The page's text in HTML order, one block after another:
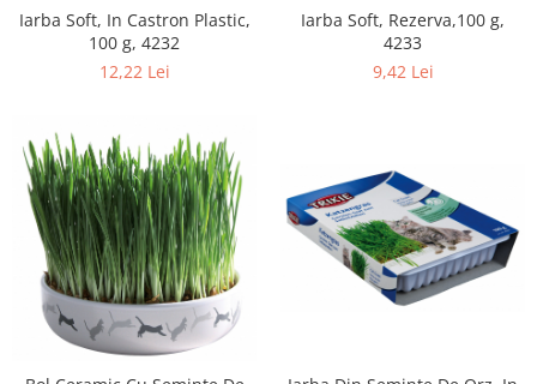
Iarba Soft, In Castron Plastic,
100 g, 4232
12,22 Lei
Iarba Soft, Rezerva,100 g,
4233
9,42 Lei